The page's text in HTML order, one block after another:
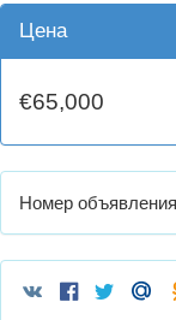
Цена
€65,000
Номер объявления